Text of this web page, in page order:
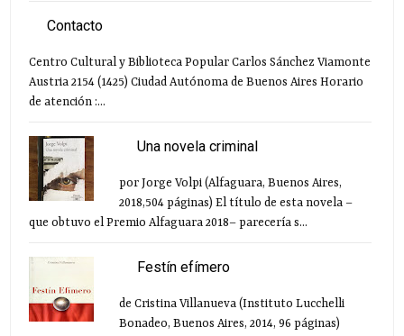
Contacto
Centro Cultural y Biblioteca Popular Carlos Sánchez Viamonte
Austria 2154 (1425) Ciudad Autónoma de Buenos Aires Horario
de atención :...
Una novela criminal
por Jorge Volpi (Alfaguara, Buenos Aires,
2018,504 páginas) El título de esta novela –
que obtuvo el Premio Alfaguara 2018– parecería s...
Festín efímero
de Cristina Villanueva (Instituto Lucchelli
Bonadeo, Buenos Aires, 2014, 96 páginas)